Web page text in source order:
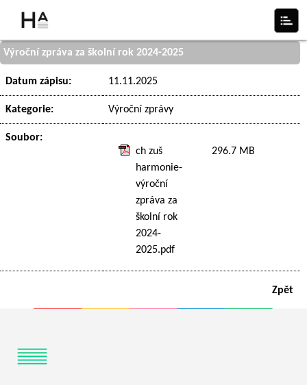
Výroční zpráva za školní rok 2024-2025
Datum zápisu: 11.11.2025
Kategorie: Výroční zprávy
Soubor:
ch zuš
harmonie-
výroční
zpráva za
školní rok
2024-
2025.pdf
296.7 MB
Zpět